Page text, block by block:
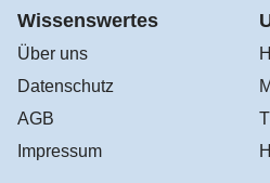
Wissenswertes
Über uns
Datenschutz
AGB
Impressum